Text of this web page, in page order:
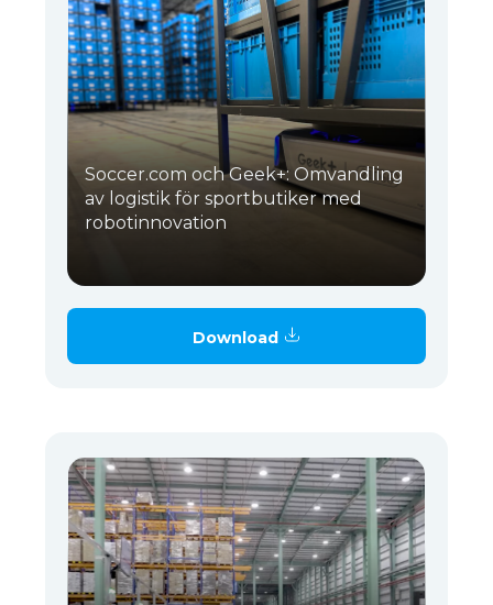
Soccer.com och Geek+: Omvandling
av logistik för sportbutiker med
robotinnovation
Download